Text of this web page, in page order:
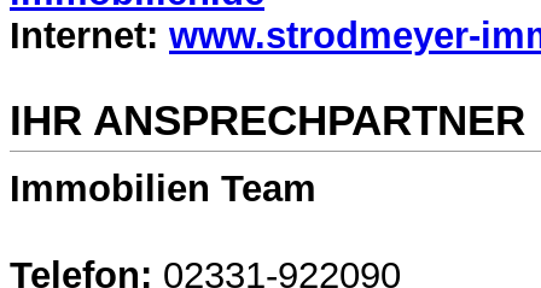
Internet: www.strodmeyer-
IHR ANSPRECHPARTNER
Immobilien Team
Telefon: 02331-922090